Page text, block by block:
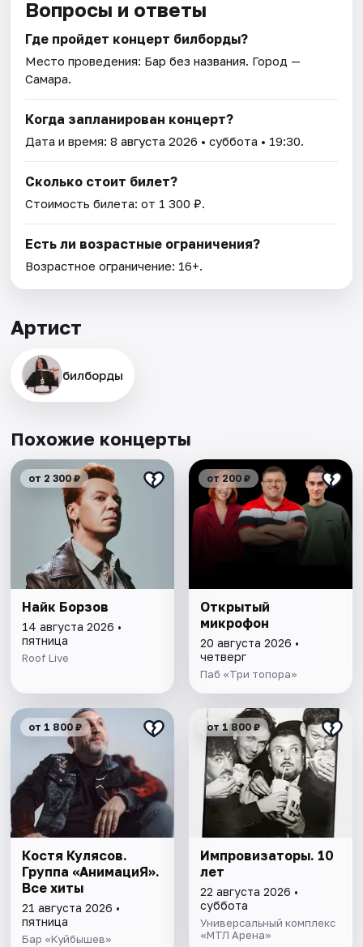
Вопросы и ответы
Где пройдет концерт билборды?
Место проведения: Бар без названия. Город —
Самара.
Когда запланирован концерт?
Дата и время:8 августа 2026 • суббота • 19:30.
Сколько стоит билет?
Стоимость билета: от 1 300 ₽.
Есть ли возрастные ограничения?
Возрастное ограничение: 16+.
Артист
билборды
Похожие концерты
от 2 300 ₽
Найк Борзов
14 августа 2026 •
пятница
Roof Live
от 200 ₽
Открытый
микрофон
20 августа 2026 •
четверг
Паб «Три топора»
от 1 800 ₽
Костя Кулясов.
Группа «АнимациЯ».
Все хиты
21 августа 2026 •
пятница
Бар «Куйбышев»
от 1 800 ₽
Импровизаторы. 10
лет
22 августа 2026 •
суббота
Универсальный комплекс
«МТЛ Арена»